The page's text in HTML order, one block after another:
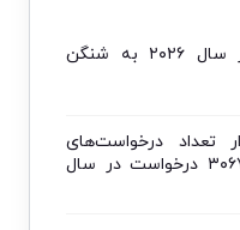
قبرس می‌گوید در سال ۲۰۲۶ به شنگن
تعداد درخواست‌های
ویزای شنگن با ۳۰۶۷۷ درخواست در سال